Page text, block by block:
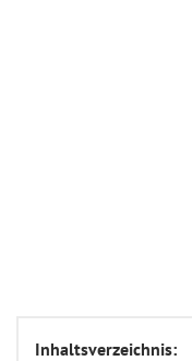
Inhaltsverzeichnis: